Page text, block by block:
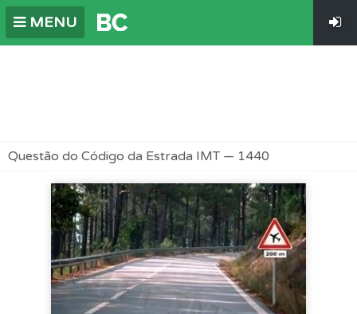
MENU
Questão do Código da Estrada IMT — 1440